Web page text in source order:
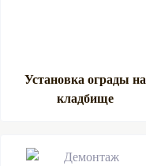
Установка ограды на
кладбище